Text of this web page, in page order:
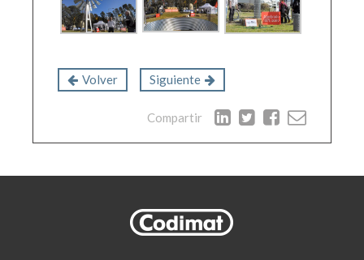
Volver Siguiente
Compartir